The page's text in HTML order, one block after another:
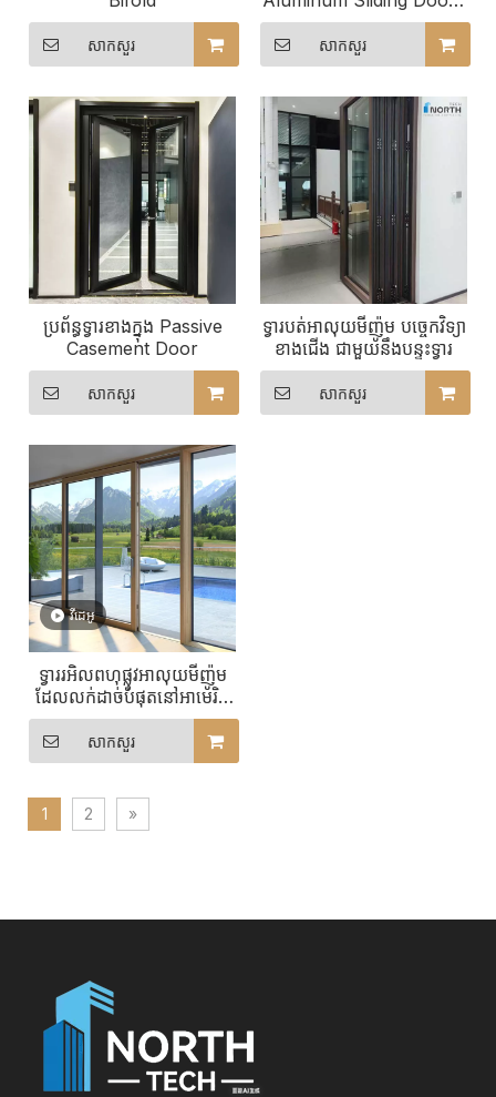
សាកសួរ
សម្រាប់លក់
សាកសួរ
ប្រព័ន្ធទ្វារខាងក្នុង Passive
Casement Door
សាកសួរ
ទ្វារបត់អាលុយមីញ៉ូម បច្ចេកវិទ្យា
ខាងជើង ជាមួយនឹងបន្ទះទ្វារ
សាកសួរ
វីដេអូ
ទ្វាររអិលពហុផ្លូវអាលុយមីញ៉ូម
ដែលលក់ដាច់បំផុតនៅអាមេរិក
ខាងជើងជាមួយនឹងចំនួនផ្លូវរអិល
ដែលអាចប្ដូរតាមបំណងបាន
សាកសួរ
1 2 »